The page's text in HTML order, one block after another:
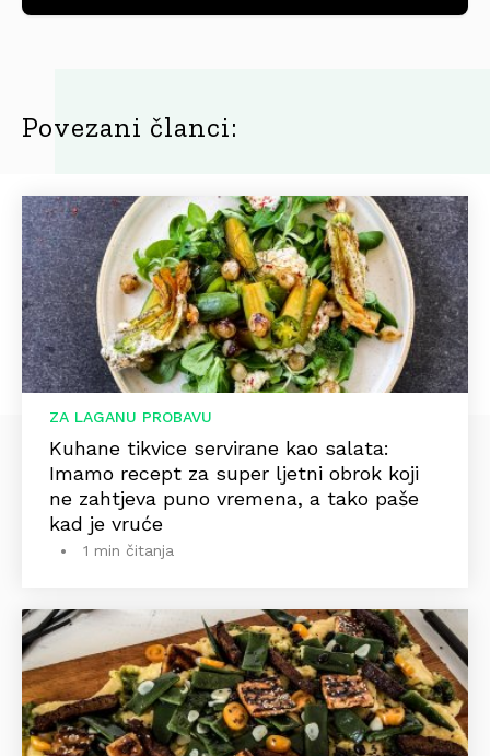
Povezani članci:
ZA LAGANU PROBAVU
Kuhane tikvice servirane kao salata:
Imamo recept za super ljetni obrok koji
ne zahtjeva puno vremena, a tako paše
kad je vruće
1 min čitanja